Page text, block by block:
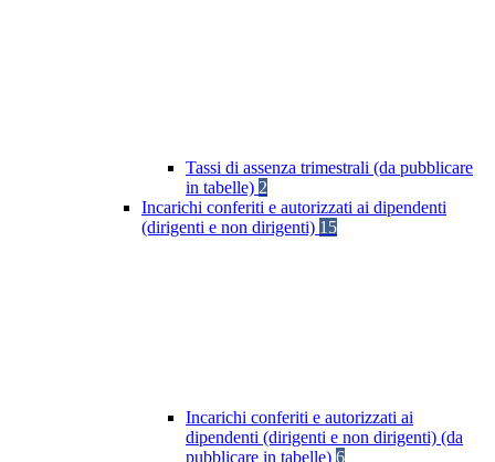
Tassi di assenza trimestrali (da pubblicare
in tabelle) 2
Incarichi conferiti e autorizzati ai dipendenti
(dirigenti e non dirigenti) 15
Incarichi conferiti e autorizzati ai
dipendenti (dirigenti e non dirigenti) (da
pubblicare in tabelle) 6